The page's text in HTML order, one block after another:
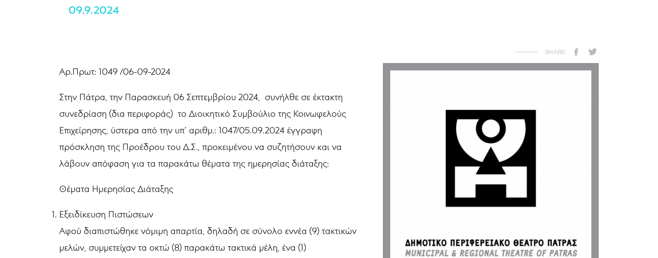
09.9.2024
Αρ.Πρωτ: 1049 /06-09-2024
Στην Πάτρα, την Παρασκευή 06 Σεπτεμβρίου 2024, συνήλθε σε έκτακτη
συνεδρίαση (δια περιφοράς) το Διοικητικό Συμβούλιο της Κοινωφελούς
Επιχείρησης, ύστερα από την υπ’ αριθμ.: 1047/05.09.2024 έγγραφη
πρόσκληση της Προέδρου του Δ.Σ., προκειμένου να συζητήσουν και να
λάβουν απόφαση για τα παρακάτω θέματα της ημερησίας διάταξης:
Θέματα Ημερησίας Διάταξης
Εξειδίκευση Πιστώσεων
Αφού διαπιστώθηκε νόμιμη απαρτία, δηλαδή σε σύνολο εννέα (9) τακτικών
μελών, συμμετείχαν τα οκτώ (8) παρακάτω τακτικά μέλη, ένα (1)